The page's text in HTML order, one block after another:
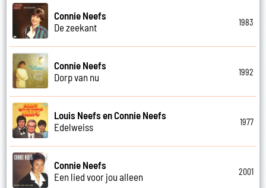
Connie Neefs
De zeekant
1983
Connie Neefs
Dorp van nu
1992
Louis Neefs en Connie Neefs
Edelweiss
1977
Connie Neefs
Een lied voor jou alleen
2001